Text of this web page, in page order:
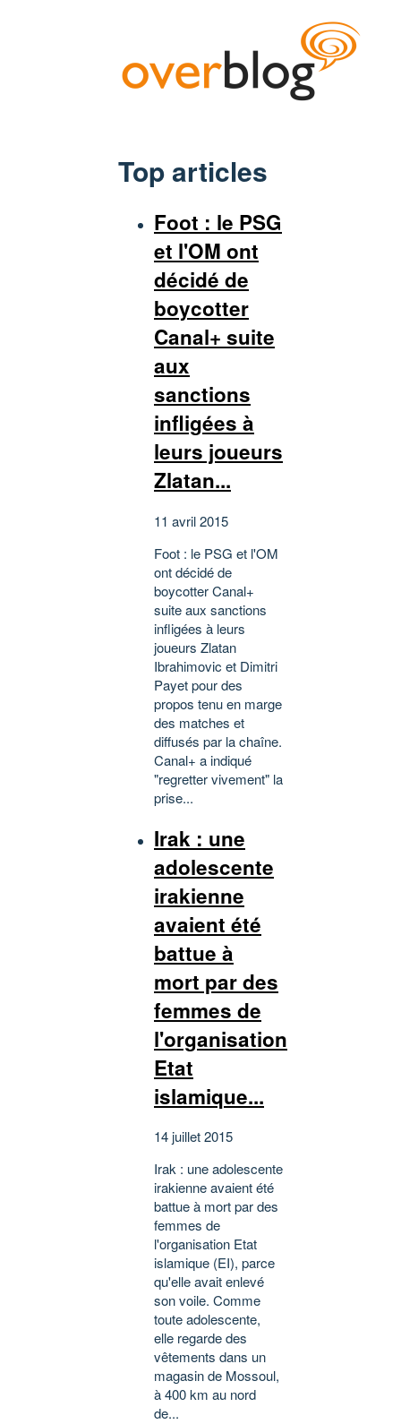
Top articles
Foot : le PSG
et l'OM ont
décidé de
boycotter
Canal+ suite
aux
sanctions
infligées à
leurs joueurs
Zlatan...
11 avril 2015
Foot : le PSG et l'OM
ont décidé de
boycotter Canal+
suite aux sanctions
infligées à leurs
joueurs Zlatan
Ibrahimovic et Dimitri
Payet pour des
propos tenu en marge
des matches et
diffusés par la chaîne.
Canal+ a indiqué
"regretter vivement" la
prise...
Irak : une
adolescente
irakienne
avaient été
battue à
mort par des
femmes de
l'organisation
Etat
islamique...
14 juillet 2015
Irak : une adolescente
irakienne avaient été
battue à mort par des
femmes de
l'organisation Etat
islamique (EI), parce
qu'elle avait enlevé
son voile. Comme
toute adolescente,
elle regarde des
vêtements dans un
magasin de Mossoul,
à 400 km au nord
de...